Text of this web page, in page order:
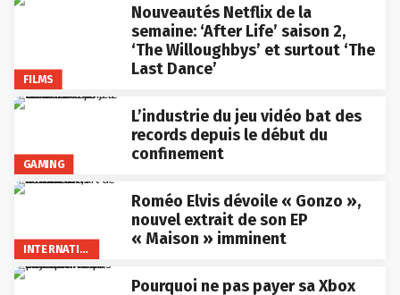
FILMS
Nouveautés Netflix de la
semaine: ‘After Life’ saison 2,
‘The Willoughbys’ et surtout ‘The
Last Dance’
GAMING
L’industrie du jeu vidéo bat des
records depuis le début du
confinement
INTERNATIONAL
Roméo Elvis dévoile « Gonzo »,
nouvel extrait de son EP
« Maison » imminent
Pourquoi ne pas payer sa Xbox